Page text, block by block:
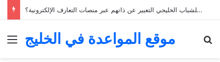
خمسة نصائح للعثور على الحب من خلال تطبيقات التعارف في الخليج
Menu
موقع المواعدة في الخليج